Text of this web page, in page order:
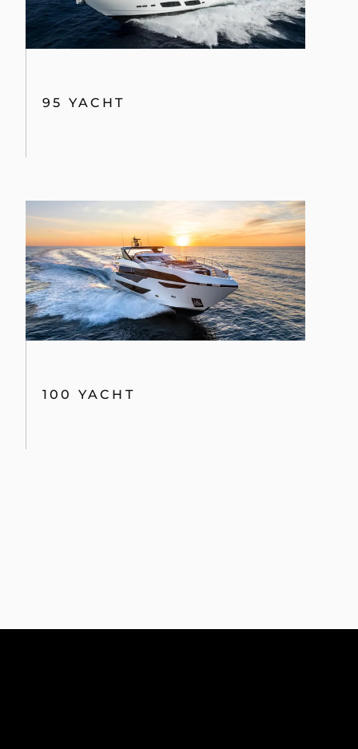
95 YACHT
100 YACHT